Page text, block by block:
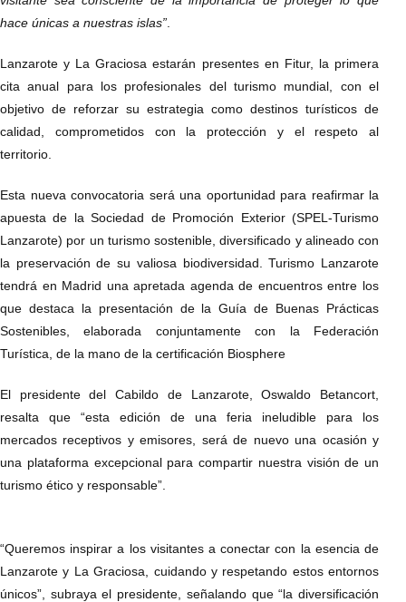
hace únicas a nuestras islas”
Lanzarote y La Graciosa estarán presentes en Fitur, la primera
cita anual para los profesionales del turismo mundial, con el
objetivo de reforzar su estrategia como destinos turísticos de
calidad, comprometidos con la protección y el respeto al
territorio.
Esta nueva convocatoria será una oportunidad para reafirmar la
apuesta de la Sociedad de Promoción Exterior (SPEL-Turismo
Lanzarote) por un turismo sostenible, diversificado y alineado con
la preservación de su valiosa biodiversidad. Turismo Lanzarote
tendrá en Madrid una apretada agenda de encuentros entre los
que destaca la presentación de la Guía de Buenas Prácticas
Sostenibles, elaborada conjuntamente con la Federación
Turística, de la mano de la certificación Biosphere
El presidente del Cabildo de Lanzarote, Oswaldo Betancort,
resalta que “esta edición de una feria ineludible para los
mercados receptivos y emisores, será de nuevo una ocasión y
una plataforma excepcional para compartir nuestra visión de un
turismo ético y responsable”.
“Queremos inspirar a los visitantes a conectar con la esencia de
Lanzarote y La Graciosa, cuidando y respetando estos entornos
únicos”, subraya el presidente, señalando que “la diversificación